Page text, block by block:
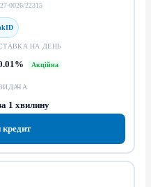
0026/22315
НА ДЕНЬ
Акційна
1 хвилину